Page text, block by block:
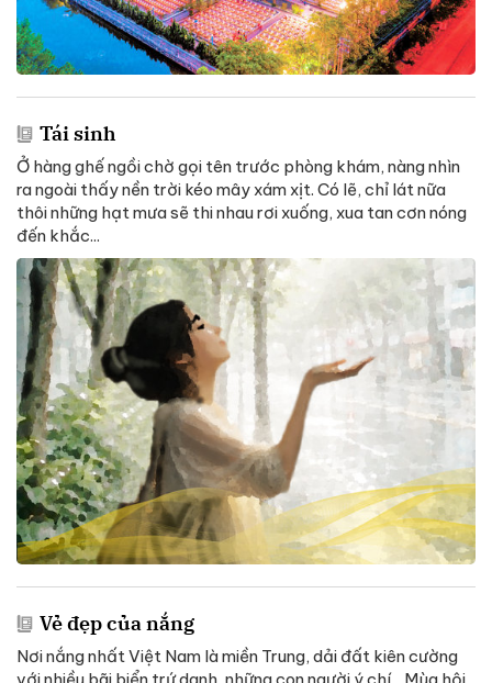
Tái sinh
Ở hàng ghế ngồi chờ gọi tên trước phòng khám, nàng nhìn
ra ngoài thấy nền trời kéo mây xám xịt. Có lẽ, chỉ lát nữa
thôi những hạt mưa sẽ thi nhau rơi xuống, xua tan cơn nóng
đến khắc...
Vẻ đẹp của nắng
Nơi nắng nhất Việt Nam là miền Trung, dải đất kiên cường